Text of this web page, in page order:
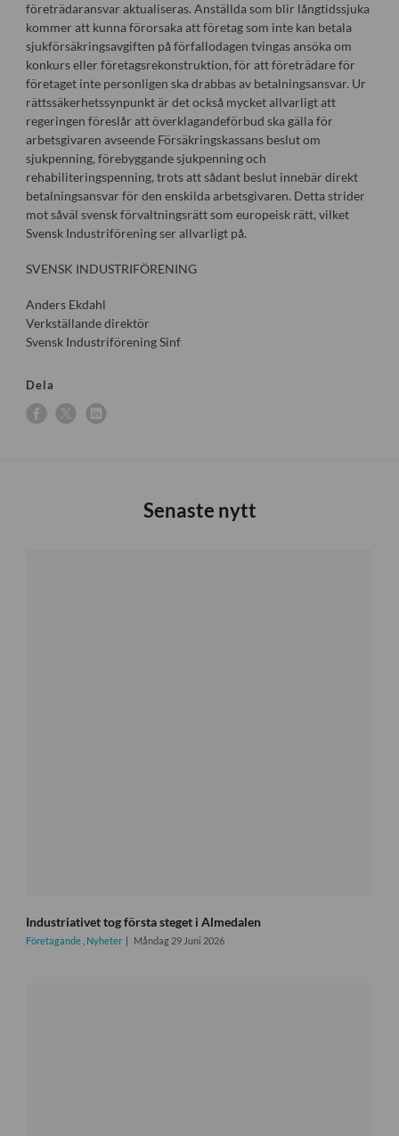
företrädaransvar aktualiseras. Anställda som blir långtidssjuka
kommer att kunna förorsaka att företag som inte kan betala
sjukförsäkringsavgiften på förfallodagen tvingas ansöka om
konkurs eller företagsrekonstruktion, för att företrädare för
företaget inte personligen ska drabbas av betalningsansvar. Ur
rättssäkerhetssynpunkt är det också mycket allvarligt att
regeringen föreslår att överklagandeförbud ska gälla för
arbetsgivaren avseende Försäkringskassans beslut om
sjukpenning, förebyggande sjukpenning och
rehabiliteringspenning, trots att sådant beslut innebär direkt
betalningsansvar för den enskilda arbetsgivaren. Detta strider
mot såväl svensk förvaltningsrätt som europeisk rätt, vilket
Svensk Industriförening ser allvarligt på.
SVENSK INDUSTRIFÖRENING
Anders Ekdahl
Verkställande direktör
Svensk Industriförening Sinf
Dela
Senaste nytt
Industriativet tog första steget i Almedalen
Företagande Nyheter Måndag 29 Juni 2026